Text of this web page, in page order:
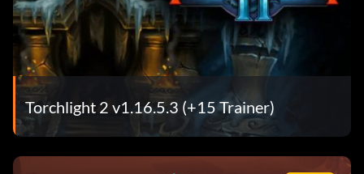
Torchlight 2 v1.16.5.3 (+15 Trainer)